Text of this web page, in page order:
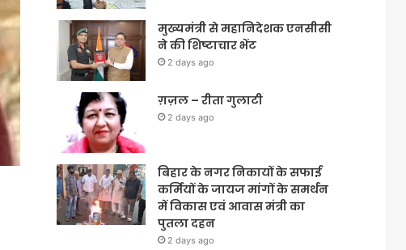
मुख्यमंत्री से महानिदेशक एनसीसी
ने की शिष्टाचार भेंट
2 days ago
ग़ज़ल – रीता गुलाटी
2 days ago
बिहार के नगर निकायों के सफाई
कर्मियों के जायज मांगों के समर्थन
में विकास एवं आवास मंत्री का
पुतला दहन
2 days ago